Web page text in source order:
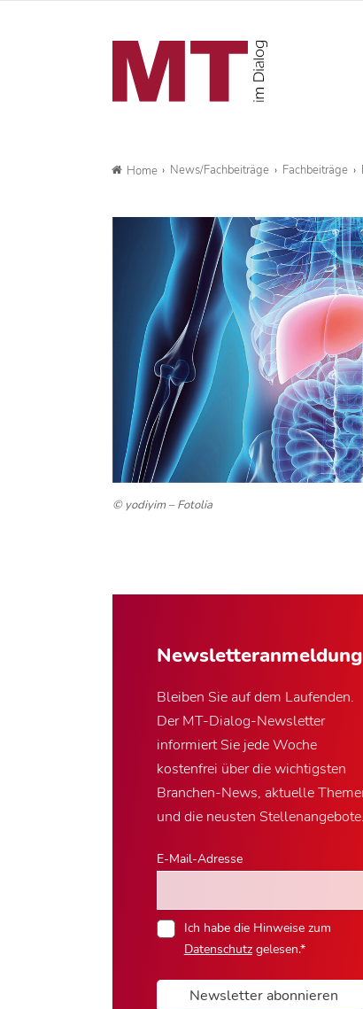
Home News/Fachbeiträge Fachbeiträge
© yodiyim – Fotolia
Newsletter­anmeldung
Bleiben Sie auf dem Laufenden.
Der MT-Dialog-Newsletter
informiert Sie jede Woche
kostenfrei über die wichtigsten
Branchen-News, aktuelle
und die neusten Stellenangebote.
E-Mail-Adresse
Ich habe die Hinweise zum
Datenschutzgelesen.*
Newsletter abonnieren